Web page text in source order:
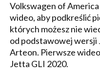
Volkswagen of
wideo, aby podkreślić
których możesz nie
od podstawowej wersji
Arteon. Pierwsze
Jetta GLI 2020.